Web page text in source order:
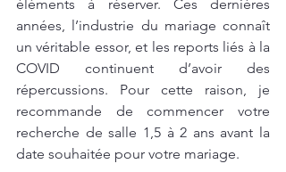
éléments à réserver. Ces dernières
années, l’industrie du mariage connaît
un véritable essor, et les reports liés à la
COVID continuent d’avoir des
répercussions. Pour cette raison, je
recommande de commencer votre
recherche de salle 1,5 à 2 ans avant la
date souhaitée pour votre mariage.